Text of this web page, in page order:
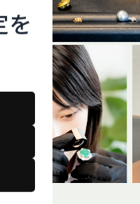
を